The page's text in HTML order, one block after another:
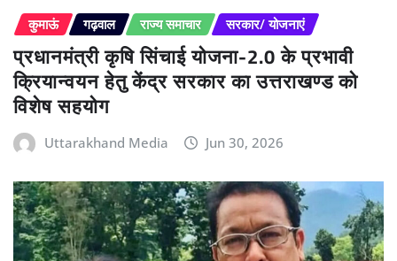
कुमाऊं गढ़वाल राज्य समाचार सरकार/ योजनाएं
प्रधानमंत्री कृषि सिंचाई योजना-2.0 के प्रभावी
क्रियान्वयन हेतु केंद्र सरकार का उत्तराखण्ड को
विशेष सहयोग
Uttarakhand Media Jun 30, 2026